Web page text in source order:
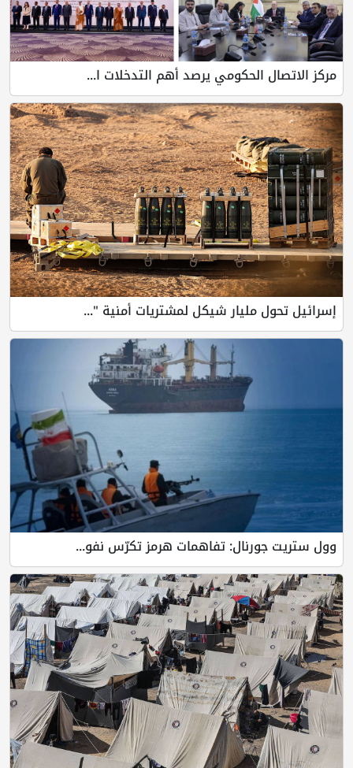
مركز الاتصال الحكومي يرصد أهم التدخلات ا...
إسرائيل تحول مليار شيكل لمشتريات أمنية "...
وول ستريت جورنال: تفاهمات هرمز تكرّس نفو...